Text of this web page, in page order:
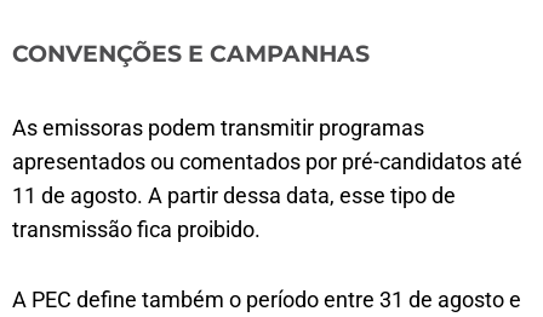
CONVENÇÕES E CAMPANHAS
As emissoras podem transmitir programas
apresentados ou comentados por pré-candidatos até
11 de agosto. A partir dessa data, esse tipo de
transmissão fica proibido.
A PEC define também o período entre 31 de agosto e